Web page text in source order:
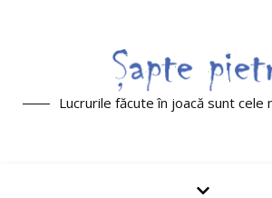
Lucrurile făcute în joacă sunt cele